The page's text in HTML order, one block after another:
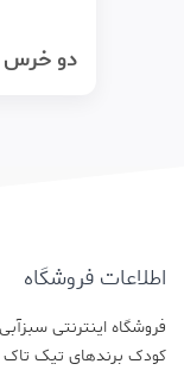
دو خرس
اطلاعات فروشگاه
فروشگاه اینترنتی
کودک برندهای تیک